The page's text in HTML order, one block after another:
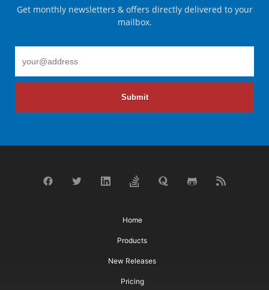
Get monthly newsletters & offers directly delivered to your
mailbox.
Submit
Home
Products
New Releases
Pricing